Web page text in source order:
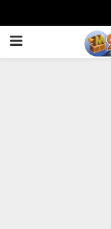
PRIMARY